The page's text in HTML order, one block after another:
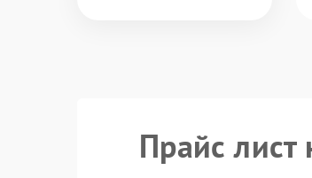
Прайс лист